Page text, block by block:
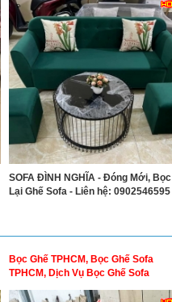
SOFA ĐÌNH NGHĨA - Đóng Mới, Bọc
Lại Ghế Sofa - Liên hệ: 0902546595
Bọc Ghế TPHCM, Bọc Ghế Sofa
TPHCM, Dịch Vụ Bọc Ghế Sofa